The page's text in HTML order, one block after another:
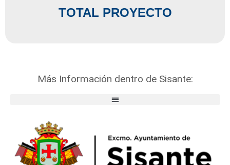
TOTAL PROYECTO
Más Información dentro de Sisante: